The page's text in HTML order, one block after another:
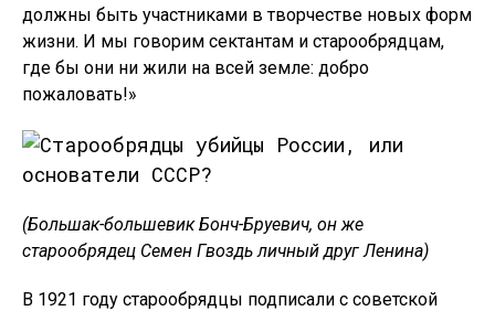
должны быть участниками в творчестве новых форм
жизни. И мы говорим сектантам и старообрядцам,
где бы они ни жили на всей земле: добро
пожаловать!»
(Большак-большевик Бонч-Бруевич, он же
старообрядец Семен Гвоздь личный друг Ленина)
В 1921 году старообрядцы подписали с советской